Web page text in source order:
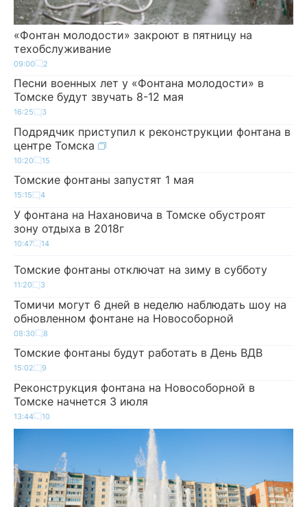
«Фонтан молодости» закроют в пятницу на
техобслуживание
09:00 2
Песни военных лет у «Фонтана молодости» в
Томске будут звучать 8-12 мая
16:25 3
Подрядчик приступил к реконструкции фонтана в
центре Томска
10:20 15
Томские фонтаны запустят 1 мая
15:15 4
У фонтана на Нахановича в Томске обустроят
зону отдыха в 2018г
10:47 14
Томские фонтаны отключат на зиму в субботу
11:20 3
Томичи могут 6 дней в неделю наблюдать шоу на
обновленном фонтане на Новособорной
08:30 8
Томские фонтаны будут работать в День ВДВ
15:02 9
Реконструкция фонтана на Новособорной в
Томске начнется 3 июля
13:44 10